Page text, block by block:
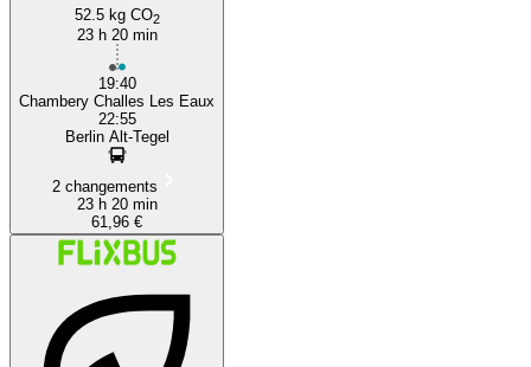
52.5 kg CO2
23 h 20 min
19:40
Chambery Challes Les Eaux
22:55
Berlin Alt-Tegel
2 changements
23 h 20 min
61,96 €